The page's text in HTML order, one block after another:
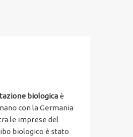
biologica è
con la Germania
le imprese del
biologico è stato